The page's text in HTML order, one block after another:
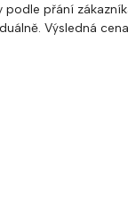
podle přání
Výsledná